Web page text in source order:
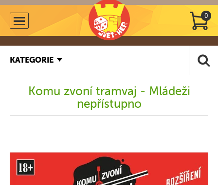
0
KATEGORIE
Komu zvoní tramvaj - Mládeži
nepřístupno